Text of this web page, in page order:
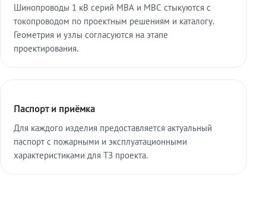
Шинопроводы 1 кВ серий МВА и МВС стыкуются с
токопроводом по проектным решениям и каталогу.
Геометрия и узлы согласуются на этапе
проектирования.
Паспорт и приёмка
Для каждого изделия предоставляется актуальный
паспорт с пожарными и эксплуатационными
характеристиками для ТЗ проекта.